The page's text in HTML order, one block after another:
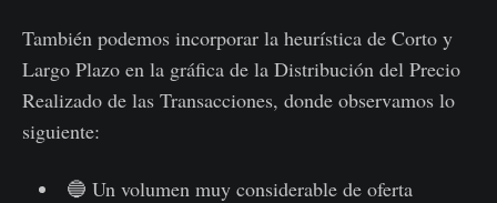
También podemos incorporar la heurística de Corto y
Largo Plazo en la gráfica de la Distribución del Precio
Realizado de las Transacciones, donde observamos lo
siguiente:
🔵 Un volumen muy considerable de oferta